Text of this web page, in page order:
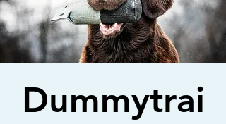
Dummytrai